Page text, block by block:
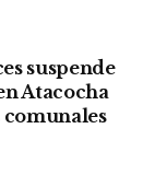
suspende
Atacocha